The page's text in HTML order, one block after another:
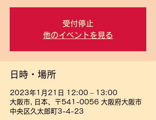
受付停止
他のイベントを見る
日時・場所
2023年1月21日 12:00 – 13:00
大阪市, 日本、〒541-0056 大阪府大阪市
中央区久太郎町3-4-23